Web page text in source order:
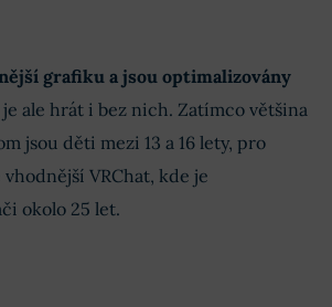
grafiku a jsou optimalizovány
je ale hrát i bez nich. Zatímco většina
jsou děti mezi 13 a 16 lety, pro
VRChat, kde je
okolo 25 let.